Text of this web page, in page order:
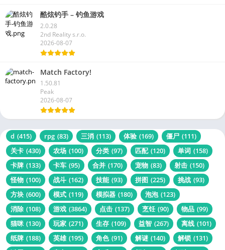
酷炫钓手 – 钓鱼游戏
2.0.28
2nd Reality s.r.o.
2026-08-07
Match Factory!
1.50.81
Peak
2026-08-07
d (415) rpg (83) 三消 (113) 体验 (169) 僵尸 (111)
关卡 (430) 农场 (100) 分类 (97) 匹配 (120) 单词 (158)
卡牌 (133) 卡车 (95) 合并 (170) 宠物 (83) 射击 (150)
怪物 (100) 战斗 (162) 技能 (93) 拼图 (225) 挑战 (93)
方块 (600) 模式 (119) 模拟器 (180) 泡泡 (123)
消除 (108) 游戏 (3864) 点击 (137) 烹饪 (90) 物品 (99)
猫咪 (130) 玩家 (271) 生存 (109) 益智 (267) 离线 (101)
纸牌 (188) 英雄 (195) 角色 (91) 解谜 (140) 解锁 (131)